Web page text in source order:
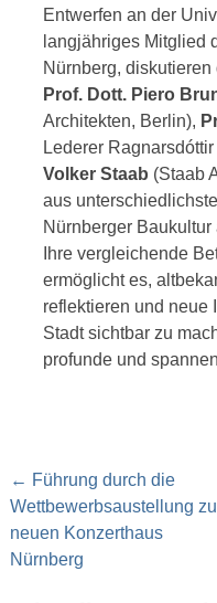
Entwerfen an der
langjähriges Mitglied
Nürnberg,
Prof. Dott. Piero
Architekten, Berlin),
Lederer
Volker Staab (Staab
aus
Nürnberger
Ihre vergleichende
ermöglicht es,
reflektieren und neue
Stadt sichtbar zu
profunde und
Post
navigation
← Führung durch die
Wettbewerbsaustellung
neuen Konzerthaus
Nürnberg